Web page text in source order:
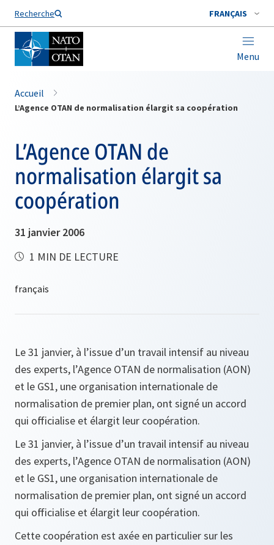
Recherche FRANÇAIS
Menu
Nom de famille*
Accueil
L’Agence OTAN de normalisation élargit sa coopération
L’Agence OTAN de
normalisation élargit sa
coopération
31 janvier 2006
1 MIN DE LECTURE
Le 31 janvier, à l’issue d’un travail intensif au niveau
des experts, l’Agence OTAN de normalisation (AON)
et le GS1, une organisation internationale de
normalisation de premier plan, ont signé un accord
qui officialise et élargit leur coopération.
Le 31 janvier, à l’issue d’un travail intensif au niveau
des experts, l’Agence OTAN de normalisation (AON)
et le GS1, une organisation internationale de
normalisation de premier plan, ont signé un accord
qui officialise et élargit leur coopération.
Cette coopération est axée en particulier sur les